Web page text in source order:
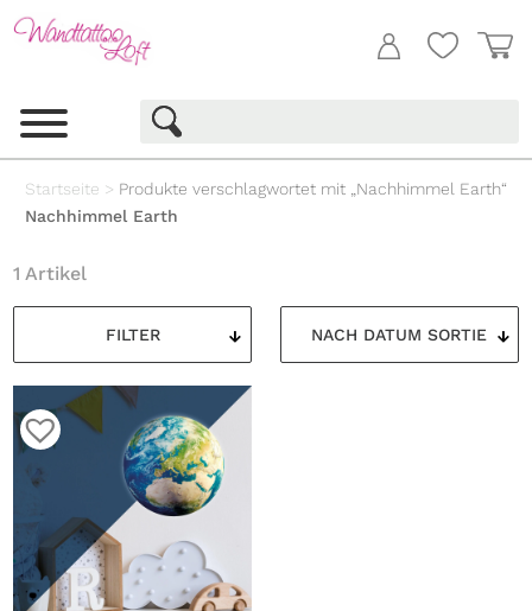
Startseite > Produkte verschlagwortet mit „Nachhimmel Earth“
Nachhimmel Earth
FILTER
1 Artikel